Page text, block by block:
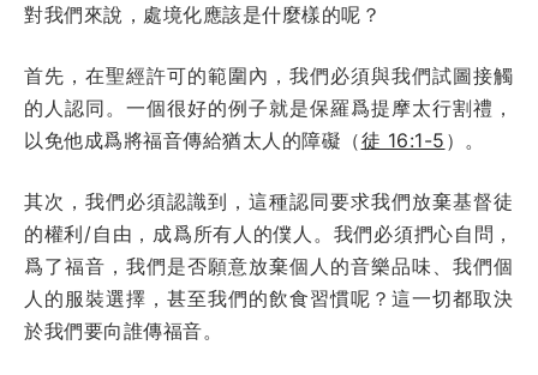
對我們來說，處境化應該是什麼樣的呢？
首先，在聖經許可的範圍內，我們必須與我們試圖接觸
的人認同。一個很好的例子就是保羅爲提摩太行割禮，
以免他成爲將福音傳給猶太人的障礙（徒 16:1-5 ）。
其次，我們必須認識到，這種認同要求我們放棄基督徒
的權利/自由，成爲所有人的僕人。我們必須捫心自問，
爲了福音，我們是否願意放棄個人的音樂品味、我們個
人的服裝選擇，甚至我們的飲食習慣呢？這一切都取決
於我們要向誰傳福音。